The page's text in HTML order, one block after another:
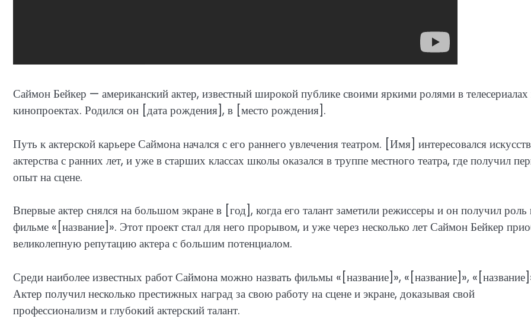
Саймон Бейкер — американский актер, известный широкой публике своими яркими ролями в
кинопроектах. Родился он [дата рождения], в [место рождения].
Путь к актерской карьере Саймона начался с его раннего увлечения театром. [Имя] интересовался
актерства с ранних лет, и уже в старших классах школы оказался в труппе местного театра, где получил
опыт на сцене.
Впервые актер снялся на большом экране в [год], когда его талант заметили режиссеры и он получил роль
фильме «[название]». Этот проект стал для него прорывом, и уже через несколько лет Саймон Бейкер
великолепную репутацию актера с большим потенциалом.
Среди наиболее известных работ Саймона можно назвать фильмы «[название]», «[название]»,
Актер получил несколько престижных наград за свою работу на сцене и экране, доказывая свой
профессионализм и глубокий актерский талант.